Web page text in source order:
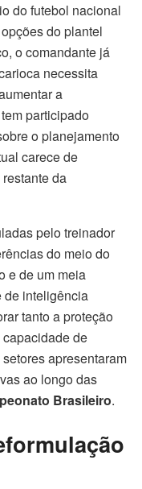
do futebol nacional
do plantel
o comandante já
necessita
a
participado
o planejamento
carece de
da
pelo treinador
do meio do
e de um meia
de inteligência
tanto a proteção
de
apresentaram
ao longo das
Brasileiro.